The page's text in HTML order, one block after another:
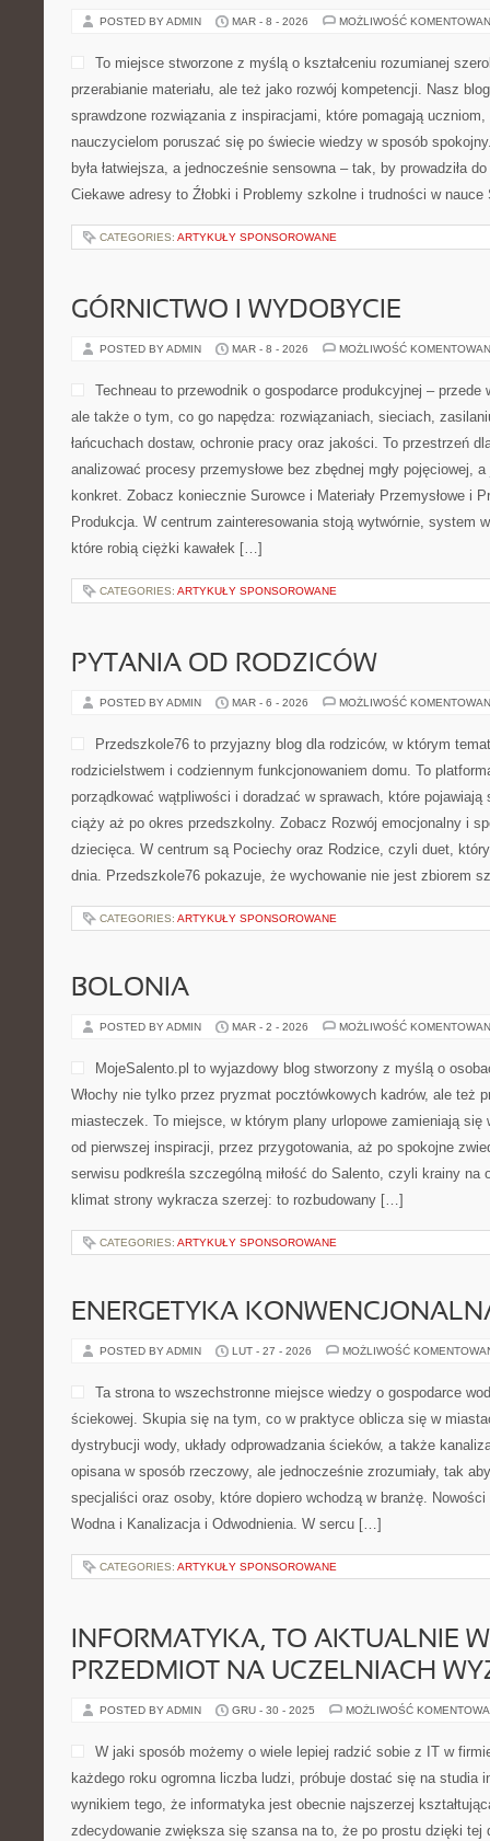
POSTED BY ADMIN MAR - 8 - 2026 MOŻLIWOŚĆ
To miejsce stworzone z myślą o kształceniu rozumianej
przerabianie materiału, ale też jako rozwój kompetencji. Nasz
sprawdzone rozwiązania z inspiracjami, które pomagają uczniom,
nauczycielom poruszać się po świecie wiedzy w sposób
była łatwiejsza, a jednocześnie sensowna – tak, by prowadziła
Ciekawe adresy to Źłobki i Problemy szkolne i trudności w
CATEGORIES: ARTYKUŁY SPONSOROWANE
GÓRNICTWO I WYDOBYCIE
POSTED BY ADMIN MAR - 8 - 2026 MOŻLIWOŚĆ
Techneau to przewodnik o gospodarce produkcyjnej –
ale także o tym, co go napędza: rozwiązaniach, sieciach,
łańcuchach dostaw, ochronie pracy oraz jakości. To przestrzeń
analizować procesy przemysłowe bez zbędnej mgły pojęciowej,
konkret. Zobacz koniecznie Surowce i Materiały Przemysłowe i
Produkcja. W centrum zainteresowania stoją wytwórnie, system
które robią ciężki kawałek […]
CATEGORIES: ARTYKUŁY SPONSOROWANE
PYTANIA OD RODZICÓW
POSTED BY ADMIN MAR - 6 - 2026 MOŻLIWOŚĆ
Przedszkole76 to przyjazny blog dla rodziców, w którym
rodzicielstwem i codziennym funkcjonowaniem domu. To
porządkować wątpliwości i doradzać w sprawach, które
ciąży aż po okres przedszkolny. Zobacz Rozwój emocjonalny i
dziecięca. W centrum są Pociechy oraz Rodzice, czyli duet,
dnia. Przedszkole76 pokazuje, że wychowanie nie jest zbiorem
CATEGORIES: ARTYKUŁY SPONSOROWANE
BOLONIA
POSTED BY ADMIN MAR - 2 - 2026 MOŻLIWOŚĆ
MojeSalento.pl to wyjazdowy blog stworzony z myślą o
Włochy nie tylko przez pryzmat pocztówkowych kadrów, ale też
miasteczek. To miejsce, w którym plany urlopowe zamieniają się
od pierwszej inspiracji, przez przygotowania, aż po spokojne
serwisu podkreśla szczególną miłość do Salento, czyli krainy na
klimat strony wykracza szerzej: to rozbudowany […]
CATEGORIES: ARTYKUŁY SPONSOROWANE
ENERGETYKA
POSTED BY ADMIN LUT - 27 - 2026 MOŻLIWOŚĆ
Ta strona to wszechstronne miejsce wiedzy o gospodarce
ściekowej. Skupia się na tym, co w praktyce oblicza się w
dystrybucji wody, układy odprowadzania ścieków, a także
opisana w sposób rzeczowy, ale jednocześnie zrozumiały, tak
specjaliści oraz osoby, które dopiero wchodzą w branżę.
Wodna i Kanalizacja i Odwodnienia. W sercu […]
CATEGORIES: ARTYKUŁY SPONSOROWANE
INFORMATYKA, TO AKTUALNIE
PRZEDMIOT NA UCZELNIACH
POSTED BY ADMIN GRU - 30 - 2025 MOŻLIWOŚĆ
W jaki sposób możemy o wiele lepiej radzić sobie z IT w
każdego roku ogromna liczba ludzi, próbuje dostać się na studia
wynikiem tego, że informatyka jest obecnie najszerzej
zdecydowanie zwiększa się szansa na to, że po prostu dzięki tej